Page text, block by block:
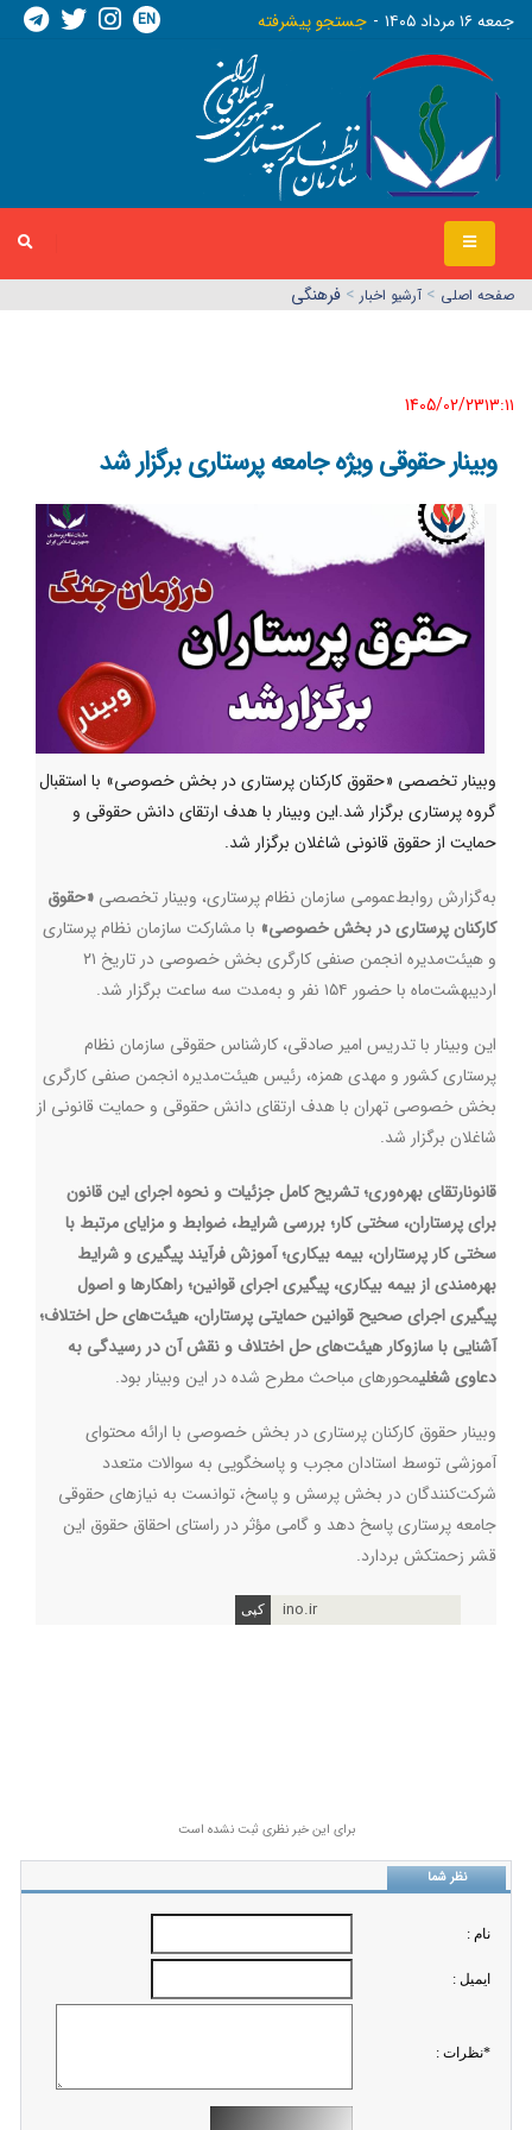
جمعه ١٦ مرداد ١٤٠٥ جستجو پیشرفته EN
صفحه اصلي > آرشیو اخبار > فرهنگی
1405/02/23١٣:١١
وبینار حقوقی ویژه جامعه پرستاری برگزار شد
وبینار تخصصی «حقوق کارکنان پرستاری در بخش خصوصی» با استقبال
گروه پرستاری برگزار شد.این وبینار با هدف ارتقای دانش حقوقی و
حمایت از حقوق قانونی شاغلان برگزار شد.
به‌گزارش روابط‌عمومی سازمان نظام پرستاری، وبینار تخصصی «حقوق
کارکنان پرستاری در بخش خصوصی» با مشارکت سازمان نظام پرستاری
و هیئت‌مدیره انجمن صنفی کارگری بخش خصوصی در تاریخ ۲۱
اردیبهشت‌ماه با حضور ۱۵۴ نفر و به‌مدت سه ساعت برگزار شد.
این وبینار با تدریس امیر صادقی، کارشناس حقوقی سازمان نظام
پرستاری کشور و مهدی همزه، رئیس هیئت‌مدیره انجمن صنفی کارگری
بخش خصوصی تهران با هدف ارتقای دانش حقوقی و حمایت قانونی از
شاغلان برگزار شد.
قانونارتقای بهره‌وری؛ تشریح کامل جزئیات و نحوه اجرای این قانون
برای پرستاران، سختی کار؛ بررسی شرایط، ضوابط و مزایای مرتبط با
سختی کار پرستاران، بیمه بیکاری؛ آموزش فرآیند پیگیری و شرایط
بهره‌مندی از بیمه بیکاری، پیگیری اجرای قوانین؛ راهکارها و اصول
پیگیری اجرای صحیح قوانین حمایتی پرستاران، هیئت‌های حل اختلاف؛
آشنایی با سازوکار هیئت‌های حل اختلاف و نقش آن در رسیدگی به
دعاوی شغلیمحورهای مباحث مطرح شده در این وبینار بود.
وبینار حقوق کارکنان پرستاری در بخش خصوصی با ارائه محتوای
آموزشی توسط استادان مجرب و پاسخگویی به سوالات متعدد
شرکت‌کنندگان در بخش پرسش و پاسخ، توانست به نیازهای حقوقی
جامعه پرستاری پاسخ دهد و گامی مؤثر در راستای احقاق حقوق این
قشر زحمتکش بردارد.
ino.ir
برای این خبر نظری ثبت نشده است
نظر شما
نام :
ايميل :
*نظرات :